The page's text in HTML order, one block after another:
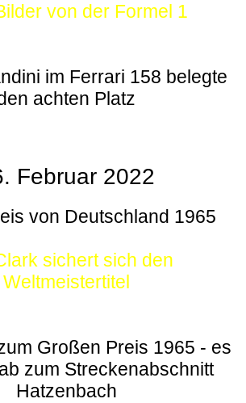
von der Formel 1
im Ferrari 158 belegte
achten Platz
Februar 2022
von Deutschland 1965
sichert sich den
Weltmeistertitel
Großen Preis 1965 - es
zum Streckenabschnitt
Hatzenbach